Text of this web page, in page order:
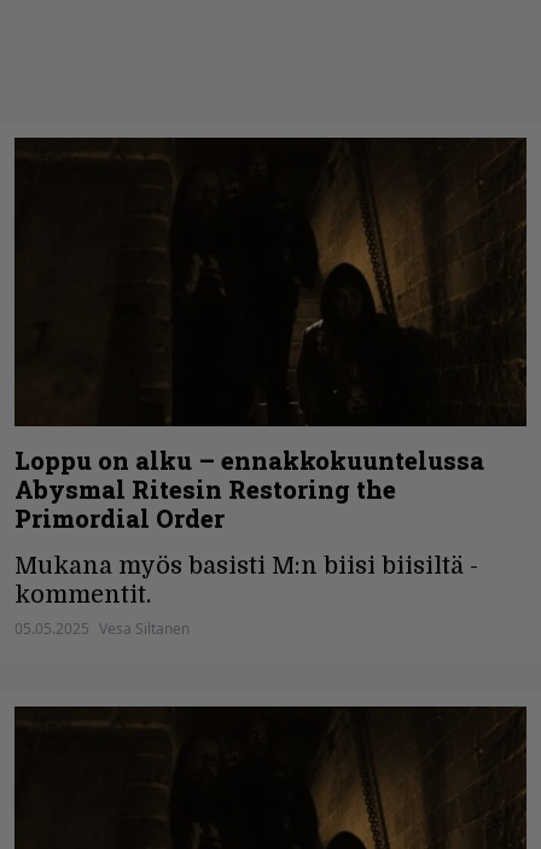
Loppu on alku – ennakkokuuntelussa
Abysmal Ritesin Restoring the
Primordial Order
Mukana myös basisti M:n biisi biisiltä -
kommentit.
05.05.2025 Vesa Siltanen